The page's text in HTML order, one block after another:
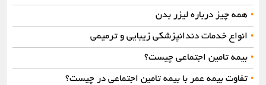
• همه چیز درباره لیزر بدن
• انواع خدمات دندانپزشکی زیبایی و ترمیمی
• بیمه تامین اجتماعی چیست؟
• تفاوت بیمه عمر با بیمه تامین اجتماعی در چیست؟